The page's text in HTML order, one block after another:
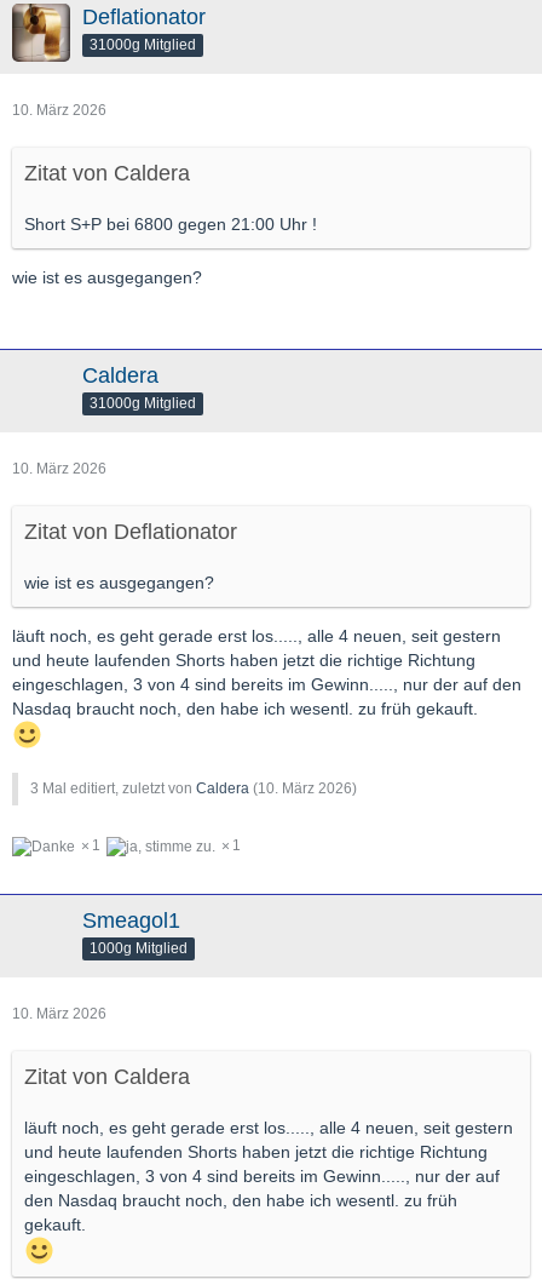
Deflationator
31000g Mitglied
10. März 2026
Zitat von Caldera
Short S+P bei 6800 gegen 21:00 Uhr !
wie ist es ausgegangen?
Caldera
31000g Mitglied
10. März 2026
Zitat von Deflationator
wie ist es ausgegangen?
läuft noch, es geht gerade erst los....., alle 4 neuen, seit gestern
und heute laufenden Shorts haben jetzt die richtige Richtung
eingeschlagen, 3 von 4 sind bereits im Gewinn....., nur der auf den
Nasdaq braucht noch, den habe ich wesentl. zu früh gekauft.
3 Mal editiert, zuletzt von Caldera (10. März 2026)
1 1
Smeagol1
1000g Mitglied
10. März 2026
Zitat von Caldera
läuft noch, es geht gerade erst los....., alle 4 neuen, seit gestern
und heute laufenden Shorts haben jetzt die richtige Richtung
eingeschlagen, 3 von 4 sind bereits im Gewinn....., nur der auf
den Nasdaq braucht noch, den habe ich wesentl. zu früh
gekauft.